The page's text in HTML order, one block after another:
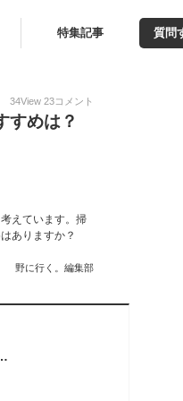
特集記事 質問
34View 23コメント
すめは？
えています。掃
ありますか？
野に行く。編集部
diy 撥水 壁紙保護シート 純色 賃貸OK 貼ってはがせる シール壁紙 のり付き壁紙 カッティングシート リフォームシート